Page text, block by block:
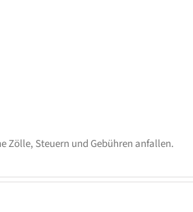
Zölle, Steuern und Gebühren anfallen.